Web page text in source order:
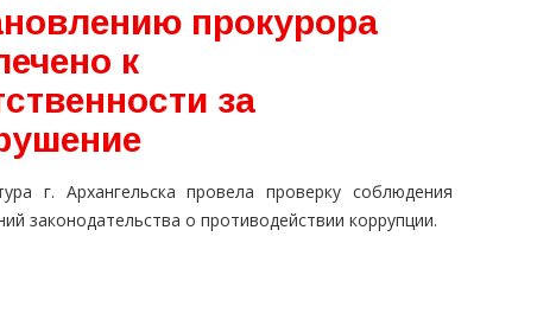
прокурора
к
за
г. Архангельска провела проверку соблюдения
законодательства о противодействии коррупции.